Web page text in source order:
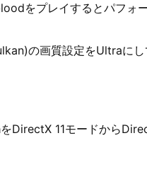
をプレイするとパフォ
の画質設定をUltraに
11モードから